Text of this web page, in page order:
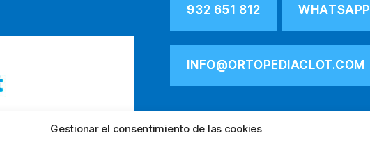
Gestionar el consentimiento de las cookies
932 651 812 WHATSAPP
INFO@ORTOPEDIACLOT.COM